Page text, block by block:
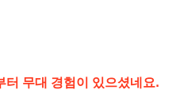
터 무대 경험이 있으셨네요.